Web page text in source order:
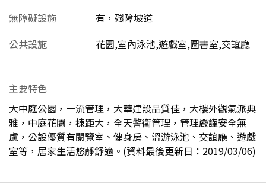
無障礙設施
有，殘障坡道
公共設施
花園,室內泳池,遊戲室,圖書室,交誼廳
主要特色
大中庭公園，一流管理，大華建設品質佳，大樓外觀氣派典
雅，中庭花園，棟距大，全天警衛管理，管理嚴謹安全無
慮，公設優質有閱覽室、健身房、溫游泳池、交誼廳、遊戲
室等，居家生活悠靜舒適。(資料最後更新日：2019/03/06)